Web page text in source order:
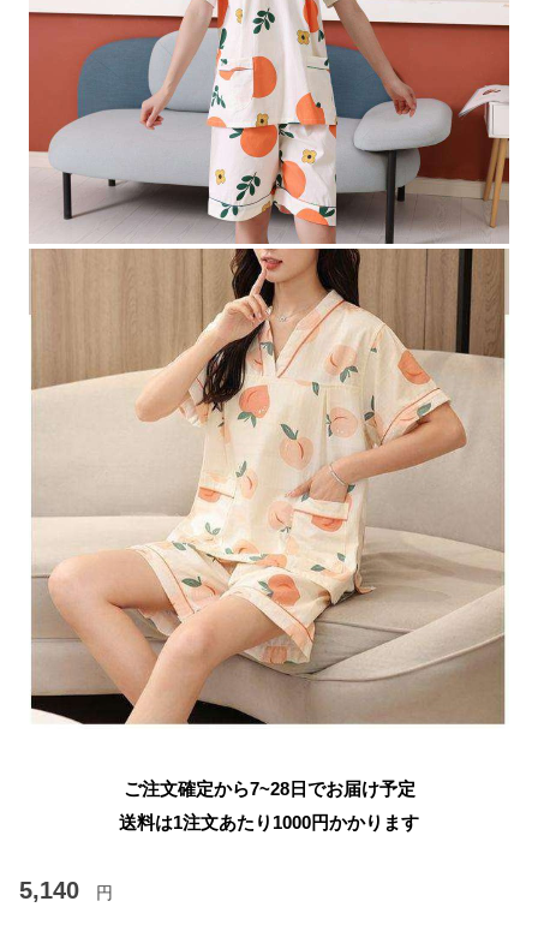
ご注文確定から7~28日でお届け予定
送料は1注文あたり 1000円かかります
5,140 円